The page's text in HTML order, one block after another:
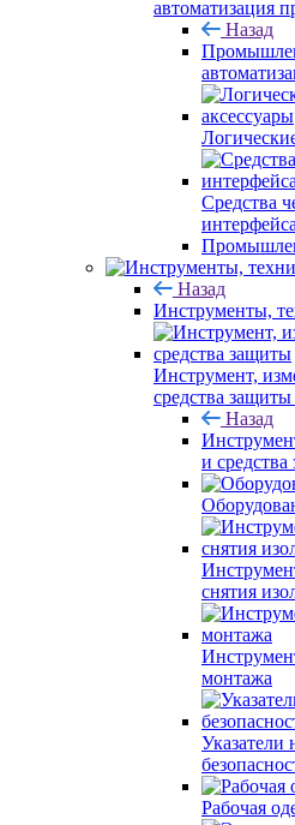
автоматизация
Назад
Средства
интерфейса
Назад
Инструменты,
Инструмент,
средства защиты
Назад
и
снятия
монтажа
Указатели
Рабочая